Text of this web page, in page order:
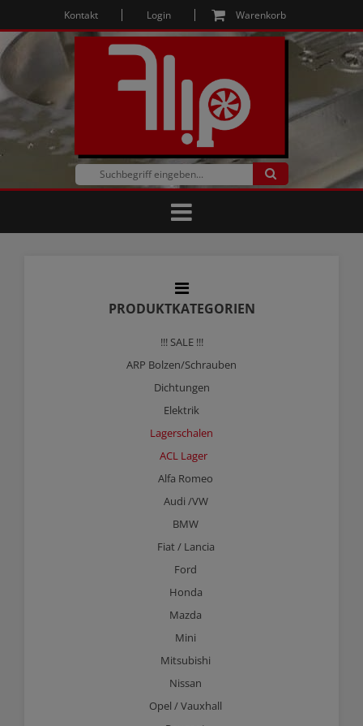
Kontakt Login Warenkorb
PRODUKTKATEGORIEN
!!! SALE !!!
ARP Bolzen/Schrauben
Dichtungen
Elektrik
Lagerschalen
ACL Lager
Alfa Romeo
Audi /VW
BMW
Fiat / Lancia
Ford
Honda
Mazda
Mini
Mitsubishi
Nissan
Opel / Vauxhall